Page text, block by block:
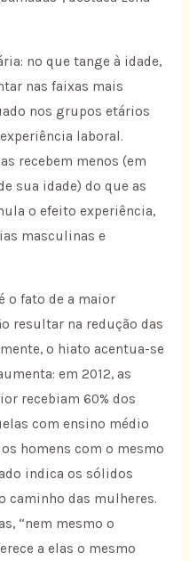
no que tange à idade,
nas faixas mais
nos grupos etários
laboral.
recebem menos (em
sua idade) do que as
o efeito experiência,
masculinas e
o fato de a maior
resultar na redução das
o hiato acentua-se
em 2012, as
recebiam 60% dos
com ensino médio
homens com o mesmo
indica os sólidos
caminho das mulheres.
“nem mesmo o
a elas o mesmo